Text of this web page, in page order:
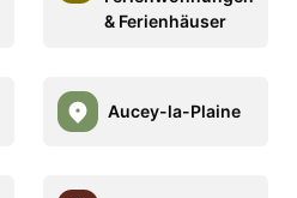
& Ferienhäuser
Aucey-la-Plaine